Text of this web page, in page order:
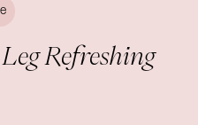
Leg Refreshing